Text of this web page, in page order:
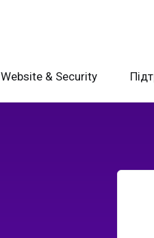
Website & Security